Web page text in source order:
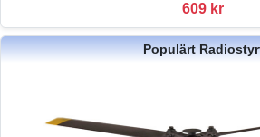
609 kr
Populärt